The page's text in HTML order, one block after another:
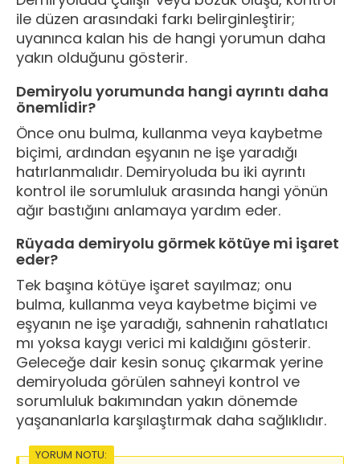
ile düzen arasındaki farkı belirginleştirir;
uyanınca kalan his de hangi yorumun daha
yakın olduğunu gösterir.
Demiryolu yorumunda hangi ayrıntı daha
önemlidir?
Önce onu bulma, kullanma veya kaybetme
biçimi, ardından eşyanın ne işe yaradığı
hatırlanmalıdır. Demiryoluda bu iki ayrıntı
kontrol ile sorumluluk arasında hangi yönün
ağır bastığını anlamaya yardım eder.
Rüyada demiryolu görmek kötüye mi işaret
eder?
Tek başına kötüye işaret sayılmaz; onu
bulma, kullanma veya kaybetme biçimi ve
eşyanın ne işe yaradığı, sahnenin rahatlatıcı
mı yoksa kaygı verici mi kaldığını gösterir.
Geleceğe dair kesin sonuç çıkarmak yerine
demiryoluda görülen sahneyi kontrol ve
sorumluluk bakımından yakın dönemde
yaşananlarla karşılaştırmak daha sağlıklıdır.
YORUM NOTU: